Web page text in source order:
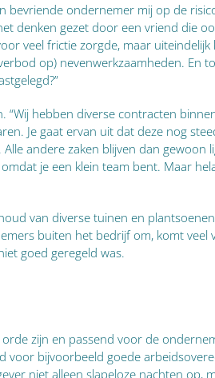
ondernemer mij op de
denken gezet door een vriend die
veel frictie zorgde, maar
op) nevenwerkzaamheden. En
“Wij hebben diverse contracten
Je gaat ervan uit dat deze nog
andere zaken blijven dan gewoon
je een klein team bent. Maar
van diverse tuinen en
buiten het bedrijf om, komt
goed geregeld was.
zijn en passend voor de
bijvoorbeeld goede
niet alleen slapeloze nachten op,